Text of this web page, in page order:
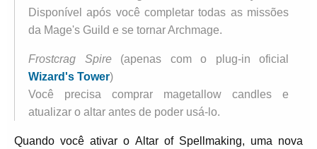
Disponível após você completar todas as missões
da Mage's Guild e se tornar Archmage.
Frostcrag Spire(apenas com o plug-in oficial
Wizard's Tower)
Você precisa comprar magetallow candles e
atualizar o altar antes de poder usá-lo.
Quando você ativar o Altar of Spellmaking, uma nova